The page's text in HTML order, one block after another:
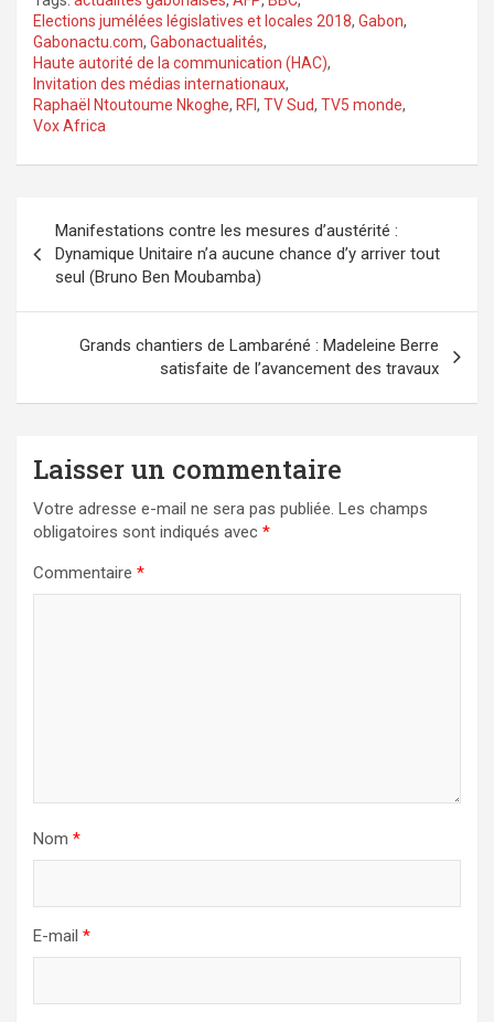
Elections jumélées législatives et locales 2018, Gabon,
Gabonactu.com, Gabonactualités,
Haute autorité de la communication (HAC),
Invitation des médias internationaux,
Raphaël Ntoutoume Nkoghe, RFI, TV Sud, TV5 monde,
Vox Africa
de
l’article
Manifestations contre les mesures d’austérité :
Dynamique Unitaire n’a aucune chance d’y arriver tout
seul (Bruno Ben Moubamba)
Grands chantiers de Lambaréné : Madeleine Berre
satisfaite de l’avancement des travaux
Laisser un commentaire
Votre adresse e-mail ne sera pas publiée. Les champs
obligatoires sont indiqués avec *
Commentaire *
Nom *
E-mail *